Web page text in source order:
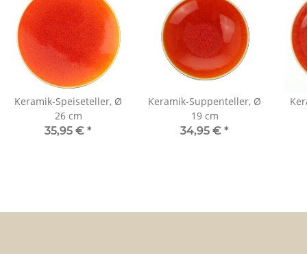
Keramik-Speiseteller, Ø
26 cm
35,95 € *
Keramik-Suppenteller, Ø
19 cm
34,95 € *